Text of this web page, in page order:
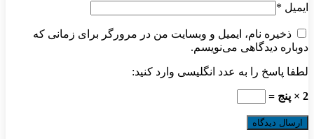
ایمیل *
ذخیره نام، ایمیل و وبسایت من در مرورگر برای زمانی که
دوباره دیدگاهی می‌نویسم.
لطفا پاسخ را به عدد انگلیسی وارد کنید:
2 × پنج =